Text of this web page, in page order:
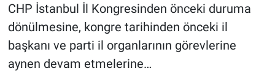
CHP İstanbul İl Kongresinden önceki duruma
dönülmesine, kongre tarihinden önceki il
başkanı ve parti il organlarının görevlerine
aynen devam etmelerine…